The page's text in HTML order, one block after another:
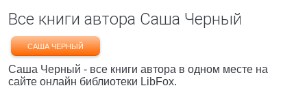
Все книги автора Саша Черный
САША ЧЕРНЫЙ
Саша Черный - все книги автора в одном месте на
сайте онлайн библиотеки LibFox.